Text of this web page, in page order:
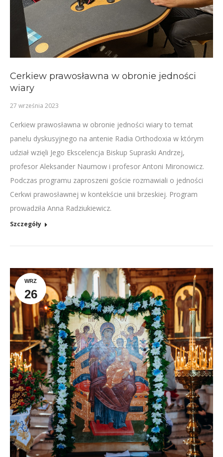
Cerkiew prawosławna w obronie jedności
wiary
27 września 2023
Cerkiew prawosławna w obronie jedności wiary to temat
panelu dyskusyjnego na antenie Radia Orthodoxia w którym
udział wzięli Jego Ekscelencja Biskup Supraski Andrzej,
profesor Aleksander Naumow i profesor Antoni Mironowicz.
Podczas programu zaproszeni goście rozmawiali o jedności
Cerkwi prawosławnej w kontekście unii brzeskiej. Program
prowadziła Anna Radziukiewicz.
Szczegóły
WRZ
26